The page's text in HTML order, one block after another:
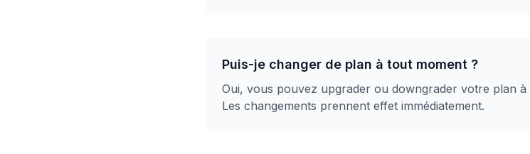
Puis-je changer de plan à tout moment ?
Oui, vous pouvez upgrader ou downgrader votre plan
Les changements prennent effet immédiatement.